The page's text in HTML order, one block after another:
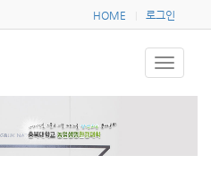
HOME 로그인